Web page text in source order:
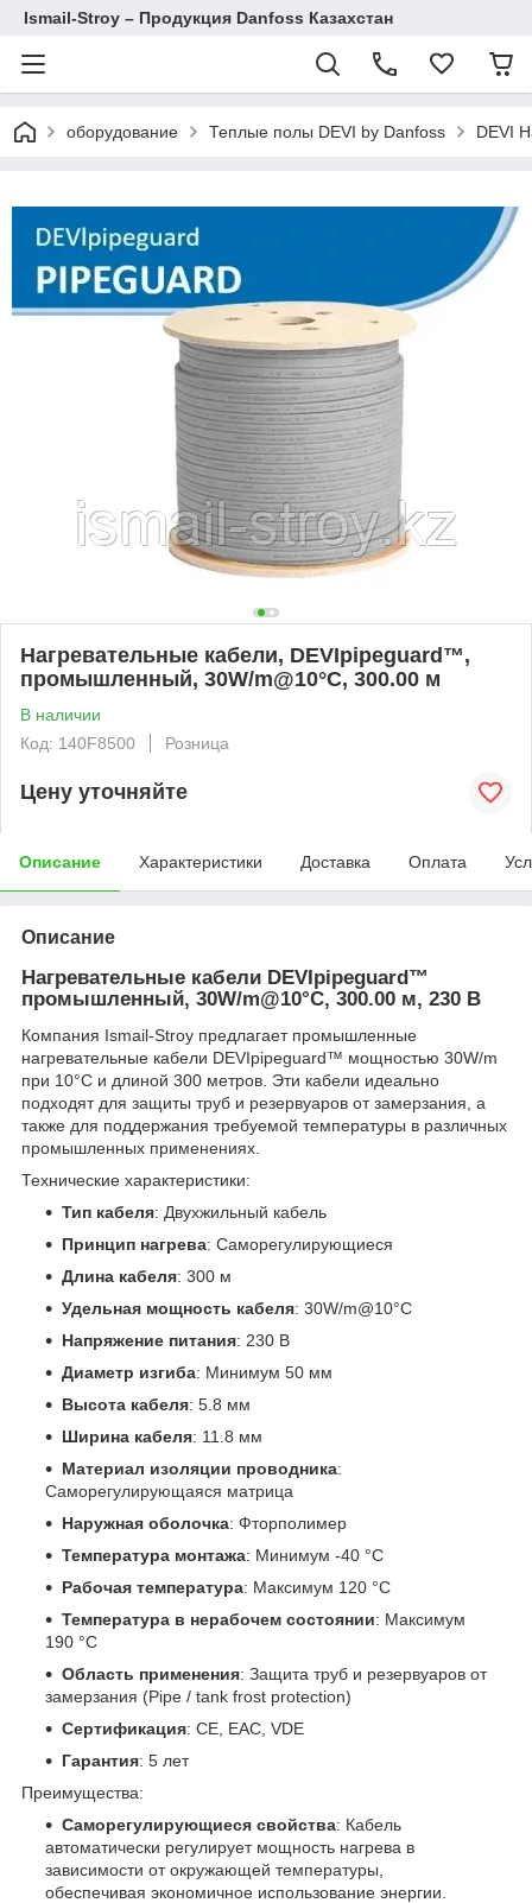
Ismail-Stroy – Продукция Danfoss Казахстан
оборудование Теплые полы DEVI by Danfoss DEVI
Нагревательные кабели, DEVIpipeguard™,
промышленный, 30W/m@10°C, 300.00 м
В наличии
Код: 140F8500
Розница
Цену уточняйте
Описание Характеристики Доставка Оплата
Описание
Нагревательные кабели DEVIpipeguard™
промышленный, 30W/m@10°C, 300.00 м, 230 В
Компания Ismail-Stroy предлагает промышленные
нагревательные кабели DEVIpipeguard™ мощностью 30W/m
при 10°C и длиной 300 метров. Эти кабели идеально
подходят для защиты труб и резервуаров от замерзания, а
также для поддержания требуемой температуры в различных
промышленных применениях.
Технические характеристики:
Тип кабеля: Двухжильный кабель
Принцип нагрева: Саморегулирующиеся
Длина кабеля: 300 м
Удельная мощность кабеля: 30W/m@10°C
Напряжение питания: 230 В
Диаметр изгиба: Минимум 50 мм
Высота кабеля: 5.8 мм
Ширина кабеля: 11.8 мм
Материал изоляции проводника:
Саморегулирующаяся матрица
Наружная оболочка: Фторполимер
Температура монтажа: Минимум -40 °C
Рабочая температура: Максимум 120 °C
Температура в нерабочем состоянии: Максимум
190 °C
Область применения: Защита труб и резервуаров от
замерзания (Pipe / tank frost protection)
Сертификация: CE, EAC, VDE
Гарантия: 5 лет
Преимущества:
Саморегулирующиеся свойства: Кабель
автоматически регулирует мощность нагрева в
зависимости от окружающей температуры,
обеспечивая экономичное использование энергии.